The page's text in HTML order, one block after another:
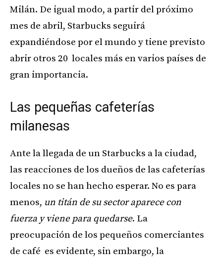
Milán. De igual modo, a partir del próximo
mes de abril, Starbucks seguirá
expandiéndose por el mundo y tiene previsto
abrir otros 20 locales más en varios países de
gran importancia.
Las pequeñas cafeterías
milanesas
Ante la llegada de un Starbucks a la ciudad,
las reacciones de los dueños de las cafeterías
locales no se han hecho esperar. No es para
menos, un titán de su sector aparece con
fuerza y viene para quedarse. La
preocupación de los pequeños comerciantes
de café es evidente, sin embargo, la